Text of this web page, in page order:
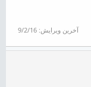
آخرین ویرایش: 9/2/16